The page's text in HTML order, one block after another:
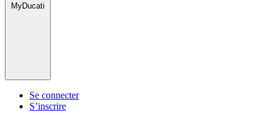
MyDucati
Se connecter
S’inscrire